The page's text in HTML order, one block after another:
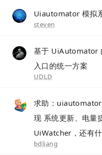
Uiautomator 模拟
steven
基于 UiAutomator
入口的统一方案
UDLD
求助：
现 系统更新、电量
UiWatcher，还有
bdliang